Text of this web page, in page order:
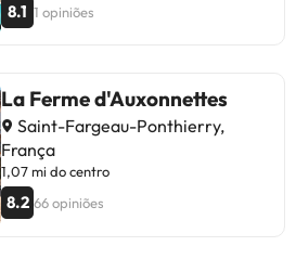
8.1 1 opiniões
La Ferme d'Auxonnettes
Saint-Fargeau-Ponthierry,
França
1,07 mi do centro
8.2 66 opiniões